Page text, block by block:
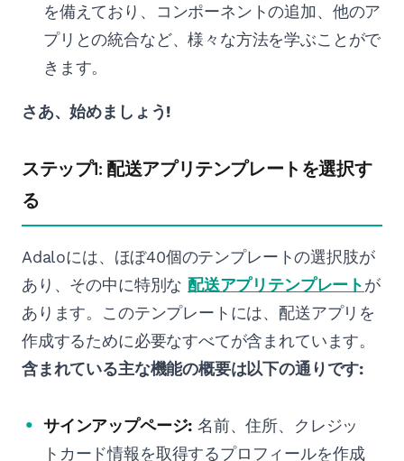
を備えており、コンポーネントの追加、他のア
プリとの統合など、様々な方法を学ぶことがで
きます。
さあ、始めましょう!
ステップ1: 配送アプリテンプレートを選択す
る
Adaloには、ほぼ40個のテンプレートの選択肢が
あり、その中に特別な配送アプリテンプレートが
あります。このテンプレートには、配送アプリを
作成するために必要なすべてが含まれています。
含まれている主な機能の概要は以下の通りです:
サインアップページ: 名前、住所、クレジッ
トカード情報を取得するプロフィールを作成